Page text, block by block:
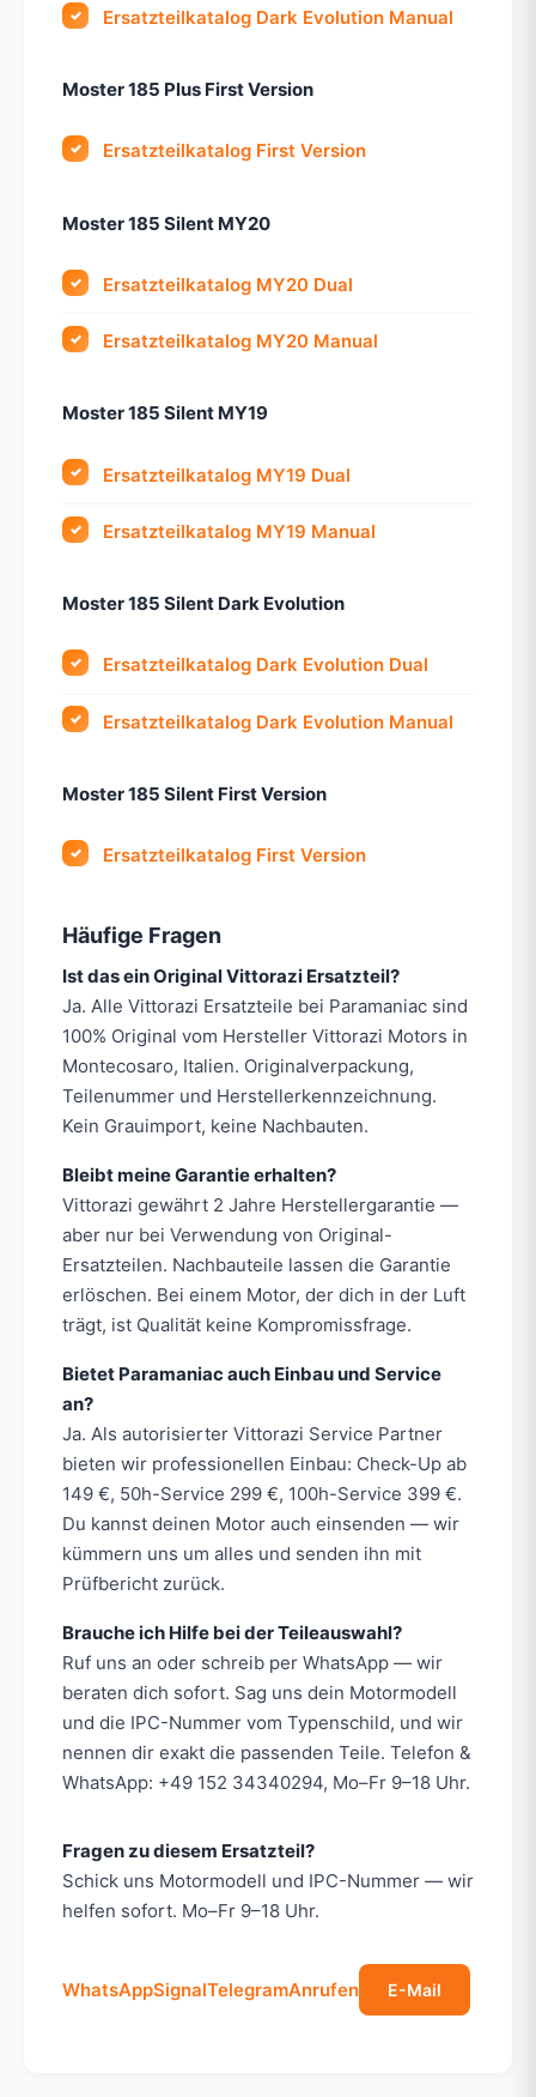
Ersatzteilkatalog Dark Evolution Manual
Moster 185 Plus First Version
Ersatzteilkatalog First Version
Moster 185 Silent MY20
Ersatzteilkatalog MY20 Dual
Ersatzteilkatalog MY20 Manual
Moster 185 Silent MY19
Ersatzteilkatalog MY19 Dual
Ersatzteilkatalog MY19 Manual
Moster 185 Silent Dark Evolution
Ersatzteilkatalog Dark Evolution Dual
Ersatzteilkatalog Dark Evolution Manual
Moster 185 Silent First Version
Ersatzteilkatalog First Version
Häufige Fragen
Ist das ein Original Vittorazi Ersatzteil?
Ja. Alle Vittorazi Ersatzteile bei Paramaniac sind
100% Original vom Hersteller Vittorazi Motors in
Montecosaro, Italien. Originalverpackung,
Teilenummer und Herstellerkennzeichnung.
Kein Grauimport, keine Nachbauten.
Bleibt meine Garantie erhalten?
Vittorazi gewährt 2 Jahre Herstellergarantie —
aber nur bei Verwendung von Original-
Ersatzteilen. Nachbauteile lassen die Garantie
erlöschen. Bei einem Motor, der dich in der Luft
trägt, ist Qualität keine Kompromissfrage.
Bietet Paramaniac auch Einbau und Service
an?
Ja. Als autorisierter Vittorazi Service Partner
bieten wir professionellen Einbau: Check-Up ab
149 €, 50h-Service 299 €, 100h-Service 399 €.
Du kannst deinen Motor auch einsenden — wir
kümmern uns um alles und senden ihn mit
Prüfbericht zurück.
Brauche ich Hilfe bei der Teileauswahl?
Ruf uns an oder schreib per WhatsApp — wir
beraten dich sofort. Sag uns dein Motormodell
und die IPC-Nummer vom Typenschild, und wir
nennen dir exakt die passenden Teile. Telefon &
WhatsApp: +49 152 34340294, Mo–Fr 9–18 Uhr.
Fragen zu diesem Ersatzteil?
Schick uns Motormodell und IPC-Nummer — wir
helfen sofort. Mo–Fr 9–18 Uhr.
WhatsAppSignalTelegramAnrufen E-Mail